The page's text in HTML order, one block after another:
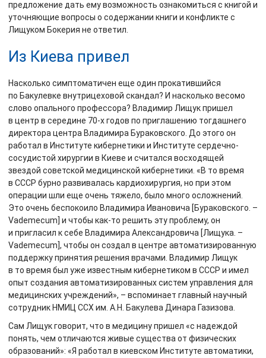
предложение дать ему возможность ознакомиться с книгой и
уточняющие вопросы о содержании книги и конфликте с
Лищуком Бокерия не ответил.
Из Киева привел
Насколько симптоматичен еще один прокатившийся
по Бакулевке внутрицеховой скандал? И насколько весомо
слово опального профессора? Владимир Лищук пришел
в центр в середине 70-х годов по приглашению тогдашнего
директора центра Владимира Бураковского. До этого он
работал в Институте кибернетики и Институте сердечно-
сосудистой хирургии в Киеве и считался восходящей
звездой советской медицинской кибернетики. «В то время
в СССР бурно развивалась кардиохирургия, но при этом
операции шли еще очень тяжело, было много осложнений.
Это очень беспокоило Владимира Ивановича [Бураковского. –
Vademecum] и чтобы как-то решить эту проблему, он
и пригласил к себе Владимира Александровича [Лищука. –
Vademecum], чтобы он создал в центре автоматизированную
поддержку принятия решения врачами. Владимир Лищук
в то время был уже известным кибернетиком в СССР и имел
опыт создания автоматизированных систем управления для
медицинских учреждений», – вспоминает главный научный
сотрудник НМИЦ ССХ им. А.Н. Бакулева Динара Газизова.
Сам Лищук говорит, что в медицину пришел «с надеждой
понять, чем отличаются живые существа от физических
образований»: «Я работал в киевском Институте автоматики,